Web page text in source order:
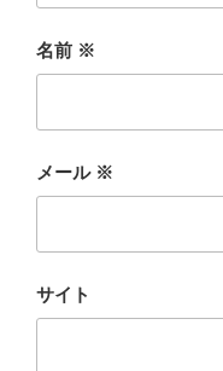
名前 ※
メール ※
サイト